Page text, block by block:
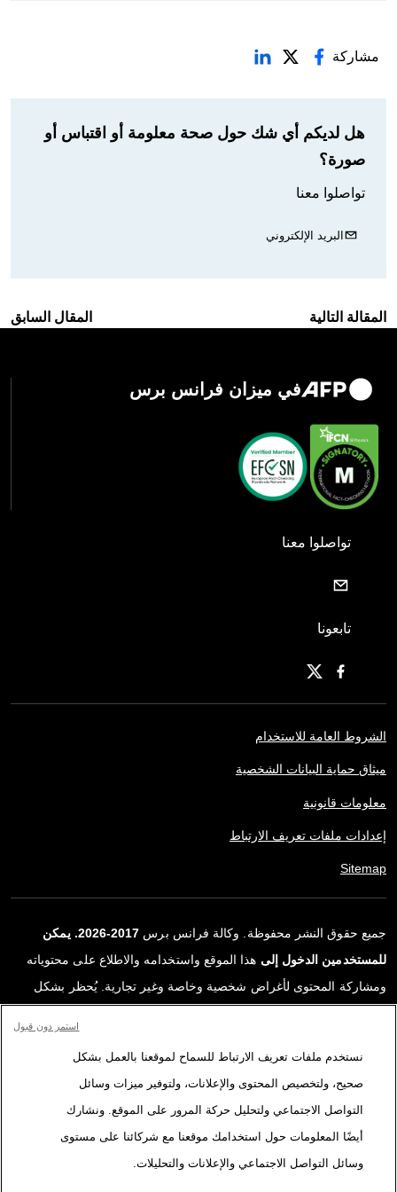
مشاركة
هل لديكم أي شك حول صحة معلومة أو اقتباس أو
صورة؟
تواصلوا معنا
البريد الإلكتروني
المقالة التالية المقال السابق
في ميزان فرانس برس
تواصلوا معنا
تابعونا
الشروط العامة للاستخدام
ميثاق حماية البيانات الشخصية
معلومات قانونية
إعدادات ملفات تعريف الارتباط
Sitemap
جميع حقوق النشر محفوظة. وكالة فرانس برس
2017-2026. يمكن
للمستخدمين الدخول إلى هذا الموقع واستخدامه والاطلاع على محتوياته
ومشاركة المحتوى لأغراض شخصية وخاصة وغير تجارية. يُحظر بشكل
ترخيص محددة موقعة مع وكالة فرانس برس. المواد والروابط الواردة في
التقارير، والتي لم تنتجها وكالة فرانس برس، مستخدمة فقط وبالقدر
اللازم كعناصر إثبات لمحتوى هذه التقارير. لم تحصل فرانس برس على أي
حقوق من المؤلفين أو مالكي حقوق النشر لهذا المحتوى ولا تتحمّل أي
مسؤوليّة في هذا الصدد. وكالة فرانس برس وشعارها علامتان تجاريتان
نستخدم ملفات تعريف الارتباط للسماح لموقعنا بالعمل بشكل
صحيح، ولتخصيص المحتوى والإعلانات، ولتوفير ميزات وسائل
التواصل الاجتماعي ولتحليل حركة المرور على الموقع. ونشارك
أيضًا المعلومات حول استخدامك موقعنا مع شركائنا على مستوى
وسائل التواصل الاجتماعي والإعلانات والتحليلات.
استمر دون قبول